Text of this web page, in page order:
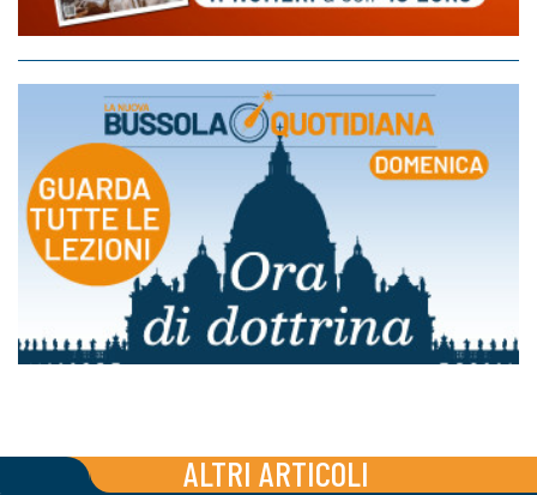
ALTRI ARTICOLI